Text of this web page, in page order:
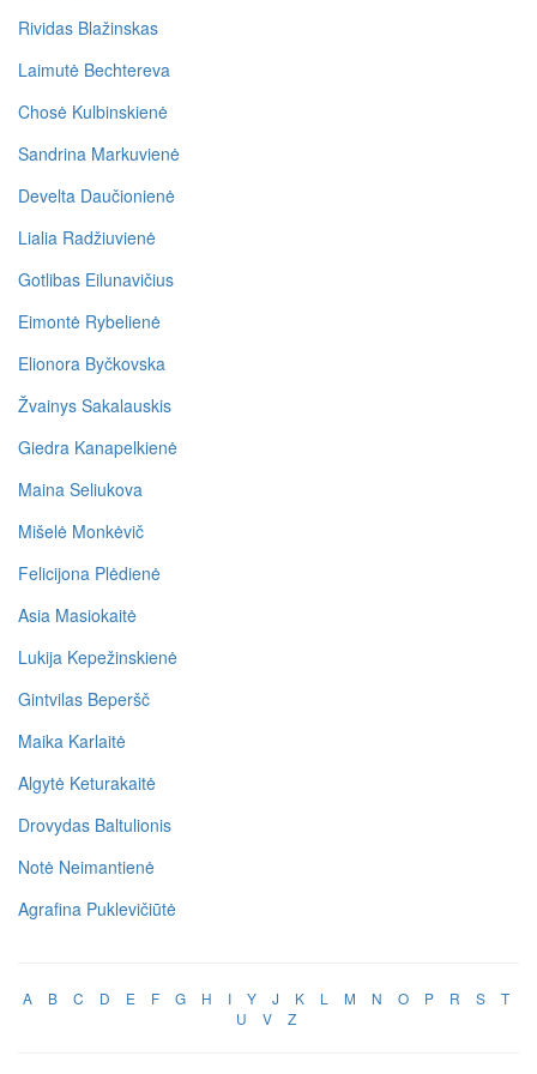
Rividas Blažinskas
Laimutė Bechtereva
Chosė Kulbinskienė
Sandrina Markuvienė
Develta Daučionienė
Lialia Radžiuvienė
Gotlibas Eilunavičius
Eimontė Rybelienė
Elionora Byčkovska
Žvainys Sakalauskis
Giedra Kanapelkienė
Maina Seliukova
Mišelė Monkėvič
Felicijona Plėdienė
Asia Masiokaitė
Lukija Kepežinskienė
Gintvilas Beperšč
Maika Karlaitė
Algytė Keturakaitė
Drovydas Baltulionis
Notė Neimantienė
Agrafina Puklevičiūtė
A B C D E F G H I Y J K L M N O P R S
T
U
V Z